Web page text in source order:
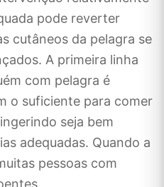
pode reverter
cutâneos da pelagra se
A primeira linha
com pelagra é
o suficiente para comer
seja bem
adequadas. Quando a
pessoas com